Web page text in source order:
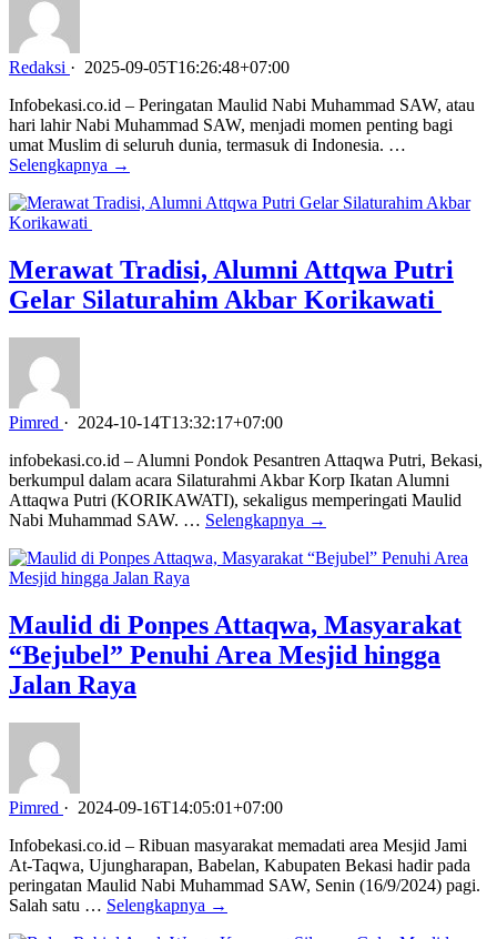
Redaksi · 2025-09-05T16:26:48+07:00
Infobekasi.co.id – Peringatan Maulid Nabi Muhammad SAW, atau
hari lahir Nabi Muhammad SAW, menjadi momen penting bagi
umat Muslim di seluruh dunia, termasuk di Indonesia. …
Selengkapnya →
Merawat Tradisi, Alumni Attqwa Putri
Gelar Silaturahim Akbar Korikawati
Pimred · 2024-10-14T13:32:17+07:00
infobekasi.co.id – Alumni Pondok Pesantren Attaqwa Putri, Bekasi,
berkumpul dalam acara Silaturahmi Akbar Korp Ikatan Alumni
Attaqwa Putri (KORIKAWATI), sekaligus memperingati Maulid
Nabi Muhammad SAW. … Selengkapnya →
Maulid di Ponpes Attaqwa, Masyarakat
“Bejubel” Penuhi Area Mesjid hingga
Jalan Raya
Pimred · 2024-09-16T14:05:01+07:00
Infobekasi.co.id – Ribuan masyarakat memadati area Mesjid Jami
At-Taqwa, Ujungharapan, Babelan, Kabupaten Bekasi hadir pada
peringatan Maulid Nabi Muhammad SAW, Senin (16/9/2024) pagi.
Salah satu … Selengkapnya →